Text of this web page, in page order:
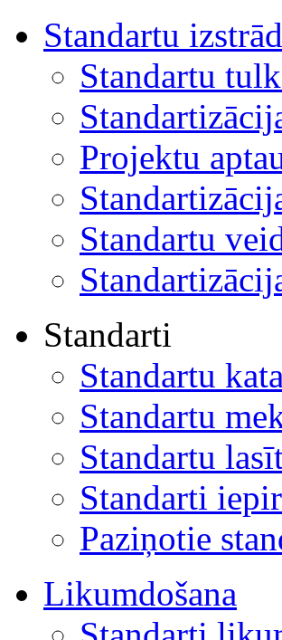
Standartu
Standartu
Projektu
Standartu
Standarti
Standartu
Standartu
Standartu
Standarti
Paziņotie
Likumdošana